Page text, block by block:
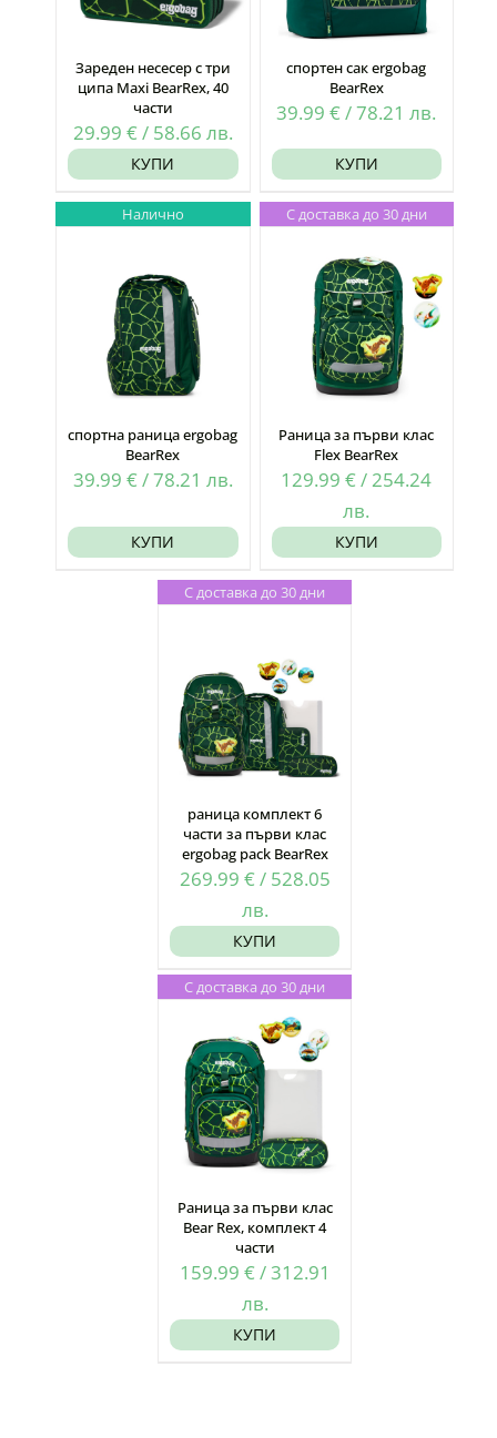
Зареден несесер с три
ципа Maxi BearRex, 40
части
29.99 € / 58.66 лв.
КУПИ
спортен сак ergobag
BearRex
39.99€ /78.21лв.
КУПИ
Налично
спортна раница ergobag
BearRex
39.99 € /78.21 лв.
КУПИ
С доставка до 30 дни
Раница за първи клас
Flex BearRex
129.99€ /254.24
лв.
КУПИ
С доставка до 30 дни
раница комплект 6
части за първи клас
ergobag pack BearRex
269.99 € / 528.05
лв.
КУПИ
С доставка до 30 дни
Раница за първи клас
Bear Rex, комплект 4
части
159.99 € /312.91
лв.
КУПИ